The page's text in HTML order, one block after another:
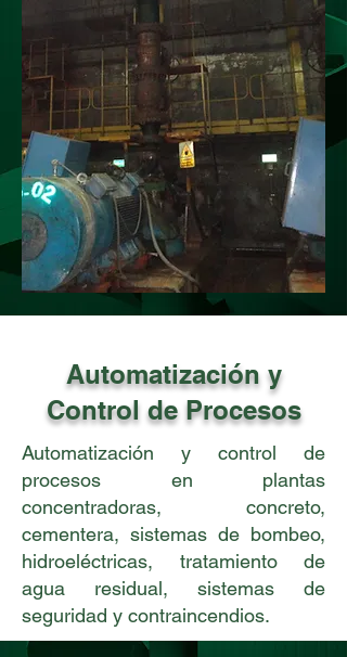
Automatización y
Control de Procesos
Automatización y control de
procesos en plantas
concentradoras, concreto,
cementera, sistemas de bombeo,
hidroeléctricas, tratamiento de
agua residual, sistemas de
seguridad y contraincendios.